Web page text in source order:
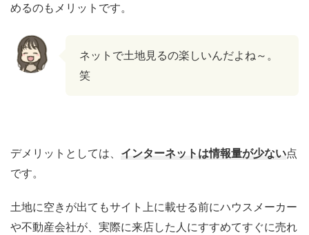
めるのもメリットです。
ネットで土地見るの楽しいんだよね～。
笑
デメリットとしては、 インターネットは情報量が少ない点
です。
土地に空きが出てもサイト上に載せる前にハウスメーカー
や不動産会社が、実際に来店した人にすすめてすぐに売れ